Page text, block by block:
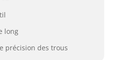
long
précision des trous